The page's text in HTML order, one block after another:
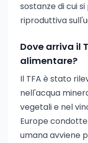
sostanze di cui
riproduttiva
Dove arriva il
alimentare?
Il TFA è stato
nell'acqua
vegetali e nel
Europe condotte
umana avviene